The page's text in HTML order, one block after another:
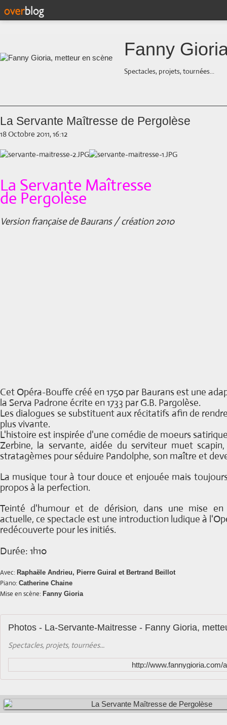
Fanny
Spectacles, projets, tournées...
La Servante Maîtresse de Pergolèse
18 Octobre 2011, 16:12
La Servante Maîtresse
de Pergolèse
Version française de Baurans / création 2010
Cet Opéra-Bouffe créé en 1750 par Baurans est une
la Serva Padrone écrite en 1733 par G.B. Pargolèse.
Les dialogues se substituent aux récitatifs afin de
plus vivante.
L'histoire est inspirée d'une comédie de moeurs
Zerbine, la servante, aidée du serviteur muet
stratagèmes pour séduire Pandolphe, son maître et
La musique tour à tour douce et enjouée mais
propos à la perfection.
Teinté d'humour et de dérision, dans une mise en
actuelle, ce spectacle est une introduction ludique à
redécouverte pour les initiés.
Durée: 1h10
Avec: Raphaële Andrieu, Pierre Guiral et Bertrand Beillot
Piano: Catherine Chaine
Mise en scène: Fanny Gioria
Photos - La-Servante-Maitresse - Fanny Gioria,
Spectacles, projets, tournées...
http://www.fannygioria.com/